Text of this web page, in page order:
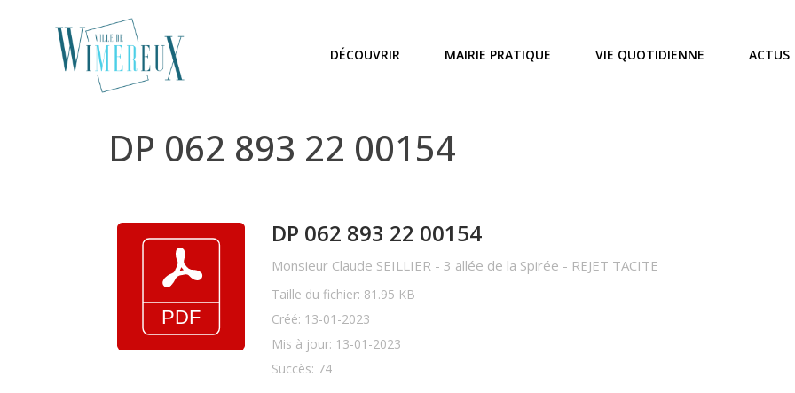
DÉCOUVRIR MAIRIE PRATIQUE VIE QUOTIDIENNE ACTUS
DP 062 893 22 00154
DP 062 893 22 00154
Monsieur Claude SEILLIER - 3 allée de la Spirée - REJET TACITE
Taille du fichier: 81.95 KB
Créé: 13-01-2023
Mis à jour: 13-01-2023
Succès: 74